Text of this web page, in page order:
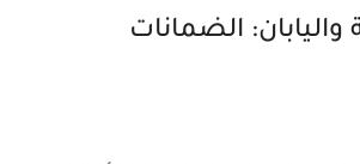
واليابان: الضمانات